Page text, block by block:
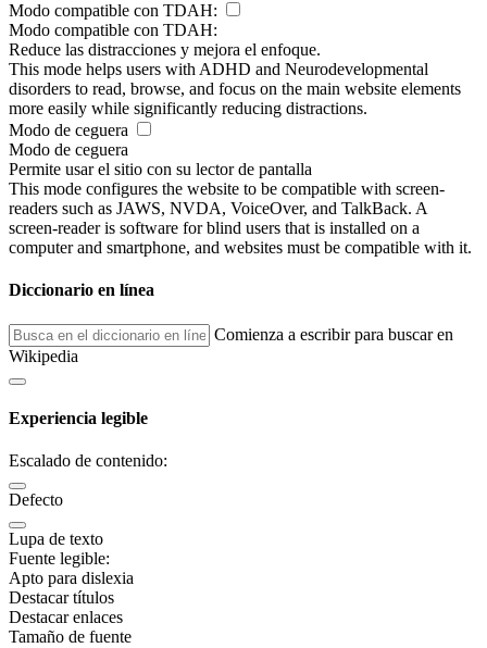
Modo compatible con TDAH:
Modo compatible con TDAH:
Reduce las distracciones y mejora el enfoque.
This mode helps users with ADHD and Neurodevelopmental
disorders to read, browse, and focus on the main website elements
more easily while significantly reducing distractions.
Modo de ceguera
Modo de ceguera
Permite usar el sitio con su lector de pantalla
This mode configures the website to be compatible with screen-
readers such as JAWS, NVDA, VoiceOver, and TalkBack. A
screen-reader is software for blind users that is installed on a
computer and smartphone, and websites must be compatible with it.
Diccionario en línea
Comienza a escribir para buscar en
Wikipedia
Experiencia legible
Escalado de contenido:
Defecto
Lupa de texto
Fuente legible:
Apto para dislexia
Destacar títulos
Destacar enlaces
Tamaño de fuente